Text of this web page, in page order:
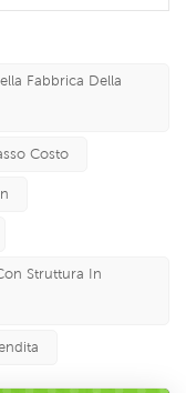
Fabbrica Della
Costo
Struttura In